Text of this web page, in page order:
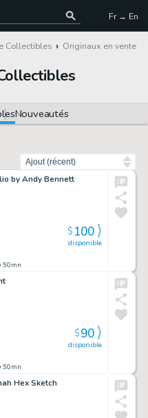
Fr → En
Collectibles Originaux en vente
Nouveautés
by Andy Bennett
50mn
disponible
$100
50mn
disponible
$90
Hex Sketch